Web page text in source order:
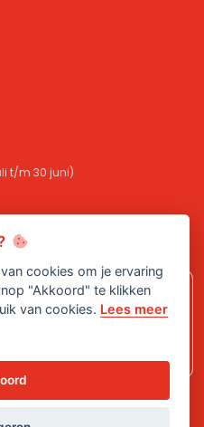
t/m 30 juni)
SC Angelslo en sluit je
cookies om je ervaring
"Akkoord" te klikken
van cookies. Lees meer